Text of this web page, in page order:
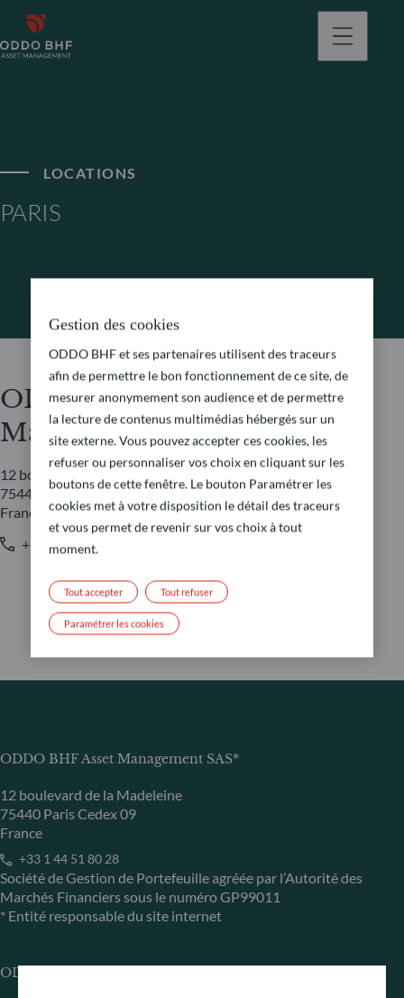
LOCATIONS
PARIS
ODDO BHF Asset
Management SAS*
12 boulevard de la Madeleine
75440 Paris Cedex 09
France
+33 1 44 51 80 28
ODDO BHF Asset Management SAS*
12 boulevard de la Madeleine
75440 Paris Cedex 09
France
+33 1 44 51 80 28
Société de Gestion de Portefeuille agréée par l’Autorité des
Marchés Financiers sous le numéro GP99011
* Entité responsable du site internet
ODDO BHF Asset Management GmbH
Gestion des cookies
ODDO BHF et ses partenaires utilisent des traceurs
afin de permettre le bon fonctionnement de ce site, de
mesurer anonymement son audience et de permettre
la lecture de contenus multimédias hébergés sur un
site externe. Vous pouvez accepter ces cookies, les
refuser ou personnaliser vos choix en cliquant sur les
boutons de cette fenêtre. Le bouton Paramétrer les
cookies met à votre disposition le détail des traceurs
et vous permet de revenir sur vos choix à tout
moment.
Tout refuser
Tout accepter
Paramétrer les cookies